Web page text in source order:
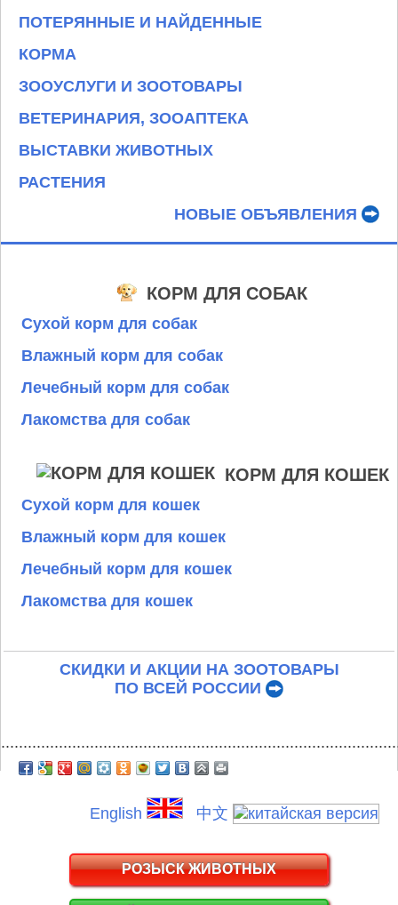
ПОТЕРЯННЫЕ И НАЙДЕННЫЕ
КОРМА
ЗООУСЛУГИ И ЗООТОВАРЫ
ВЕТЕРИНАРИЯ, ЗООАПТЕКА
ВЫСТАВКИ ЖИВОТНЫХ
РАСТЕНИЯ
НОВЫЕ ОБЪЯВЛЕНИЯ
КОРМ ДЛЯ СОБАК
Сухой корм для собак
Влажный корм для собак
Лечебный корм для собак
Лакомства для собак
КОРМ ДЛЯ КОШЕК
Сухой корм для кошек
Влажный корм для кошек
Лечебный корм для кошек
Лакомства для кошек
СКИДКИ И АКЦИИ НА ЗООТОВАРЫ
ПО ВСЕЙ РОССИИ
English 中文
РОЗЫСК ЖИВОТНЫХ